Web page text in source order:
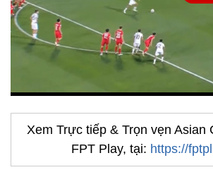
Xem Trực tiếp & Trọn vẹn Asian
FPT Play, tại: https://